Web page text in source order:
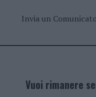
Invia un
Vuoi rimanere